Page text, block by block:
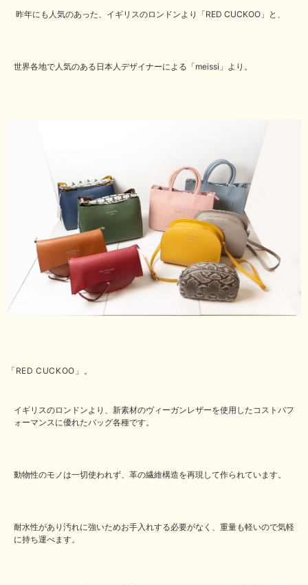
昨年にも人気のあった、イギリスのロンドンより「RED CUCKOO」と、
世界各地で人気のある日本人デザイナーによる「meissi」より。
「RED CUCKOO」。
イギリスのロンドンより、新素材のヴィーガンレザーを使用したコストパフ
ォーマンスに優れたバッグ各種です。
動物性のモノは一切使われず、革の繊維構造を再現して作られています。
耐水性があり汚れに強いためお手入れする必要がなく、重量も軽いので気軽
に持ち運べます。